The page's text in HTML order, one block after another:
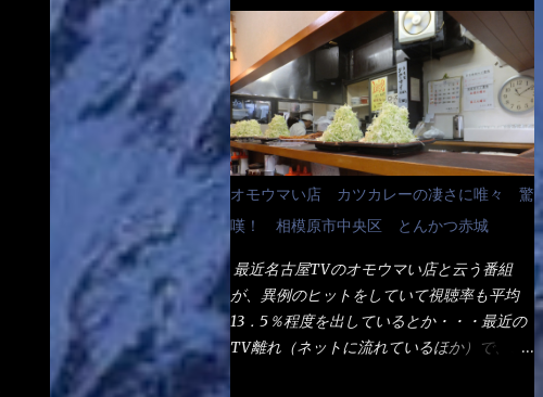
し？』（これだ全く理解していないな） す
ると茹で方の若い女性店員が『いい！い
い！！』とオッサンを向こうへやった。 で
サッサと、木桶を用意してうどんだけ入れて
出して来ました。 な～るほど、この事
か・・・ で今日の2021年後半1回目のサラメ
シです。 見事に木桶には湯が入っていな
い、UDONだけです。 しかし、この木桶デ
カイなぁ～ 試したいこと残りの1つが＜得＞
大しか食べていないからね、得がどれくらい
の満腹度になるのか？ この得サイズの木桶
は、銭湯で使う洗い桶サイズだなぁ～ この
木桶サイズに、満々と湯が注がれていたら食
無いね） 処で今日は何だ！？これです。 丸
亀 釜あげうどん！ 日本には、お中元とお
歳暮という古来からの風習がある。 お中元
は、丁度お盆の夏場に日頃お世話になってい
る方への＜ご挨拶＞としての贈り物の習慣で
す。 今では、大分廃れてしまっているか
と・・・小生もお中元やお歳暮など送った事
は無い！（キッパリ） まぁ～この慣習が残
っているのは、官公庁や超大手企業戦士（昇
進目的）などの世界でしょう。 要は、ゴマ
スリ・・・てな感じかな。 丸亀製麺と云え
ば、大阪誕生→全国区（北海道と沖縄は？）
へ広がった、讃岐饂飩チェーン店大手といっ
オモウマい店 カツカレーの凄さに唯々 驚
嘆！ 相模原市中央区 とんかつ赤城
最近名古屋TVのオモウマい店と云う番組
が、異例のヒットをしていて視聴率も平均
13．5％程度を出しているとか・・・最近の
TV離れ（ネットに流れているほか）で、こ